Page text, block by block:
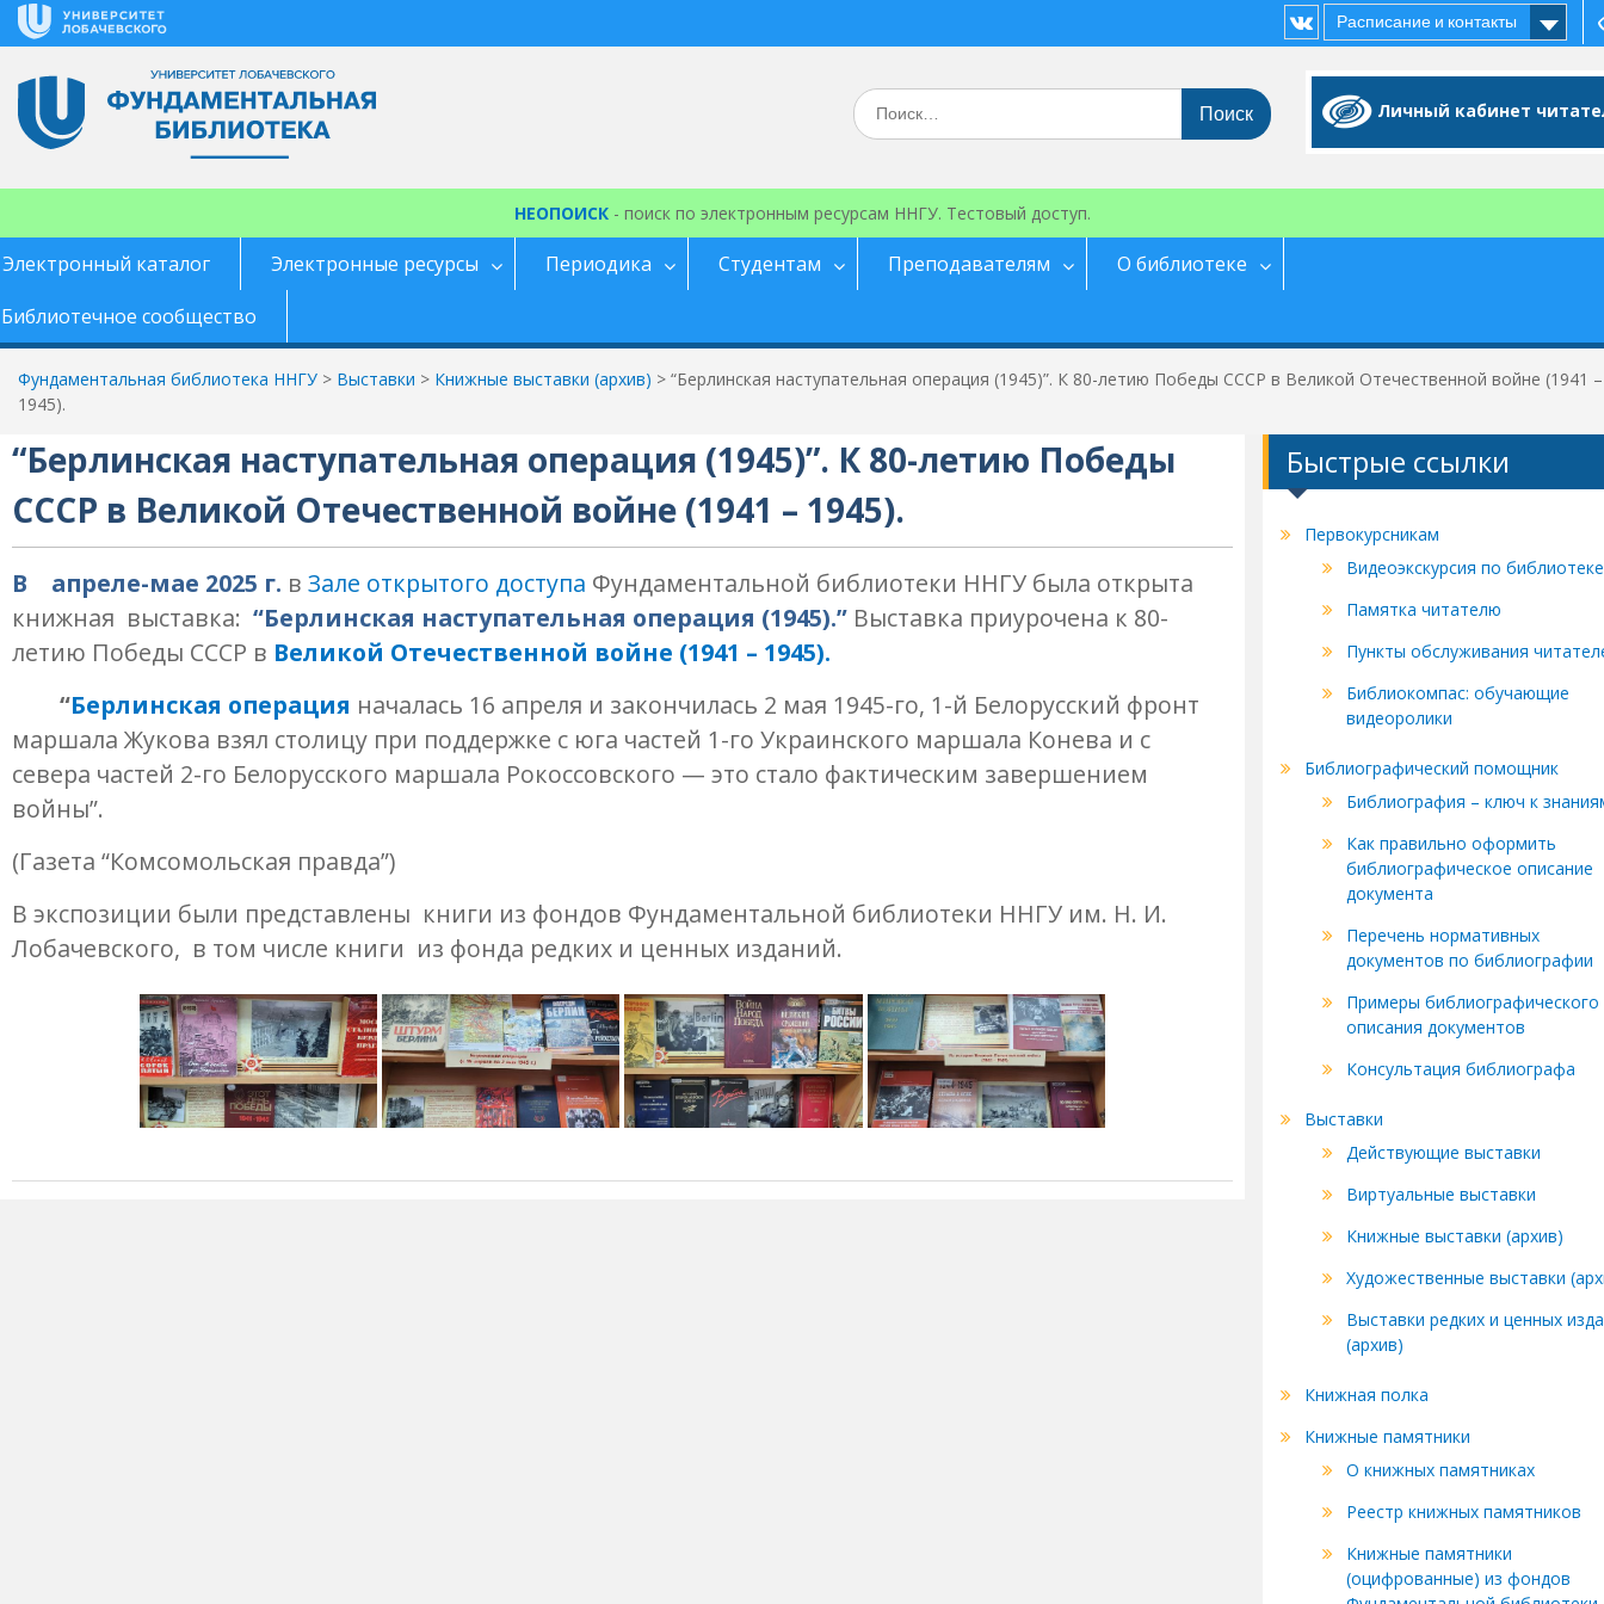
Перейти
Расписание и контакты
Vk
Личный кабинет
Искать:
НЕОПОИСК- поиск по электронным ресурсам ННГУ. Тестовый доступ.
Электронный каталог Электронные ресурсы Периодика Студентам Преподавателям
О библиотеке
Библиотечное сообщество
Фундаментальная библиотека ННГУ > Выставки > Книжные выставки (архив) > “Берлинская наступательная операция (1945)”. К 80-летию Победы СССР в Великой Отечественной войне (1941 –
1945).
“Берлинская наступательная операция (1945)”. К 80-летию Победы
СССР в Великой Отечественной войне (1941 – 1945).
В апреле-мае 2025 г. в Зале открытого доступа Фундаментальной библиотеки ННГУ была открыта
книжная выставка: “Берлинская наступательная операция (1945).” Выставка приурочена к 80-
летию Победы СССР в Великой Отечественной войне (1941 – 1945).
“Берлинская операция началась 16 апреля и закончилась 2 мая 1945-го, 1-й Белорусский фронт
маршала Жукова взял столицу при поддержке с юга частей 1-го Украинского маршала Конева и с
севера частей 2-го Белорусского маршала Рокоссовского — это стало фактическим завершением
войны”.
(Газета “Комсомольская правда”)
В экспозиции были представлены книги из фондов Фундаментальной библиотеки ННГУ им. Н. И.
Лобачевского, в том числе книги из фонда редких и ценных изданий.
Быстрые ссылки
Первокурсникам
Видеоэкскурсия по библиотеке
Памятка читателю
Пункты обслуживания
Библиокомпас: обучающие
видеоролики
Библиографический помощник
Библиография – ключ к
Как правильно оформить
библиографическое описание
документа
Перечень нормативных
документов по библиографии
Примеры библиографического
описания документов
Консультация библиографа
Выставки
Действующие выставки
Виртуальные выставки
Книжные выставки (архив)
Художественные выставки
Выставки редких и ценных
(архив)
Книжная полка
Книжные памятники
О книжных памятниках
Реестр книжных памятников
Книжные памятники
(оцифрованные) из фондов